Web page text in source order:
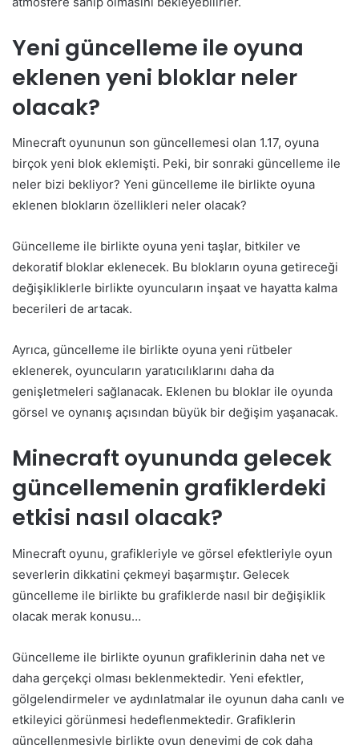
Yeni güncelleme ile oyuna
eklenen yeni bloklar neler
olacak?
Minecraft oyununun son güncellemesi olan 1.17, oyuna
birçok yeni blok eklemişti. Peki, bir sonraki güncelleme ile
neler bizi bekliyor? Yeni güncelleme ile birlikte oyuna
eklenen blokların özellikleri neler olacak?
Güncelleme ile birlikte oyuna yeni taşlar, bitkiler ve
dekoratif bloklar eklenecek. Bu blokların oyuna getireceği
değişikliklerle birlikte oyuncuların inşaat ve hayatta kalma
becerileri de artacak.
Ayrıca, güncelleme ile birlikte oyuna yeni rütbeler
eklenerek, oyuncuların yaratıcılıklarını daha da
genişletmeleri sağlanacak. Eklenen bu bloklar ile oyunda
görsel ve oynanış açısından büyük bir değişim yaşanacak.
Minecraft oyununda gelecek
güncellemenin grafiklerdeki
etkisi nasıl olacak?
Minecraft oyunu, grafikleriyle ve görsel efektleriyle oyun
severlerin dikkatini çekmeyi başarmıştır. Gelecek
güncelleme ile birlikte bu grafiklerde nasıl bir değişiklik
olacak merak konusu…
Güncelleme ile birlikte oyunun grafiklerinin daha net ve
daha gerçekçi olması beklenmektedir. Yeni efektler,
gölgelendirmeler ve aydınlatmalar ile oyunun daha canlı ve
etkileyici görünmesi hedeflenmektedir. Grafiklerin
güncellenmesiyle birlikte oyun deneyimi de çok daha